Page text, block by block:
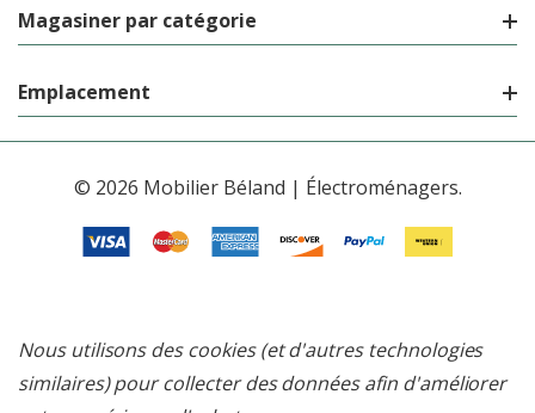
Magasiner par catégorie
Emplacement
© 2026 Mobilier Béland | Électroménagers.
Nous utilisons des cookies (et d'autres technologies
similaires) pour collecter des données afin d'améliorer